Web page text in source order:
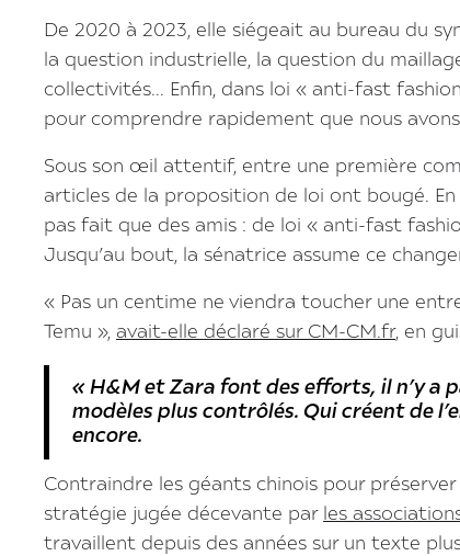
De 2020 à 2023, elle siégeait au bureau du
la question industrielle, la question du
collectivités... Enfin, dans loi « anti-fast
pour comprendre rapidement que nous
Sous son œil attentif, entre une première
articles de la proposition de loi ont bougé. En
pas fait que des amis : de loi « anti-fast
Jusqu’au bout, la sénatrice assume ce
« Pas un centime ne viendra toucher une
Temu », avait-elle déclaré sur CM-CM.fr, en
« H&M et Zara font des efforts, il n’y a
modèles plus contrôlés. Qui créent de
encore.
Contraindre les géants chinois pour
stratégie jugée décevante par les
travaillent depuis des années sur un texte